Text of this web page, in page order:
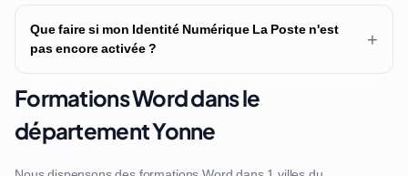
Que faire si mon Identité Numérique La Poste n'est
pas encore activée ?
+
Formations Word dans le
département Yonne